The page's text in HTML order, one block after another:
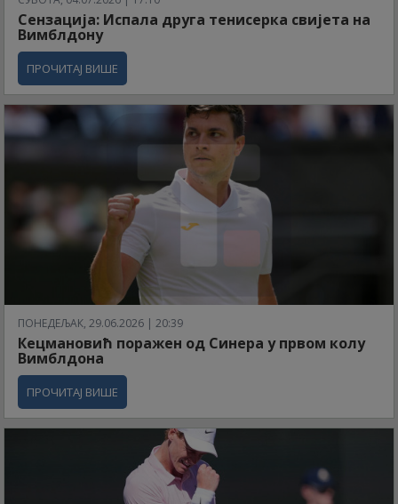
Сензација: Испала друга тенисерка свијета на
Вимблдону
ПРОЧИТАЈ ВИШЕ
ПОНЕДЕЉАК, 29.06.2026 | 20:39
Кецмановић поражен од Синера у првом колу
Вимблдона
ПРОЧИТАЈ ВИШЕ